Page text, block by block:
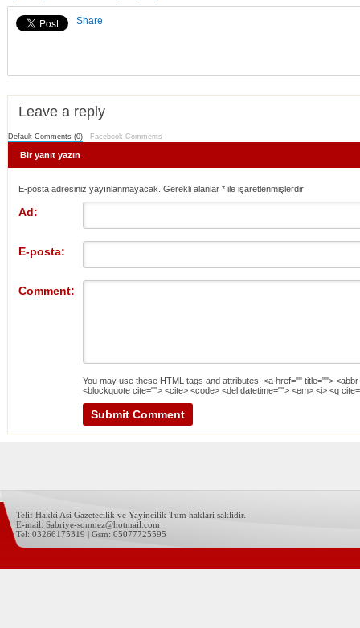
Share
Leave a reply
Default Comments (0) Facebook Comments
Bir yanıt yazın
E-posta adresiniz yayınlanmayacak. Gerekli alanlar * ile işaretlenmişlerdir
Ad:
E-posta:
Comment:
You may use these HTML tags and attributes: <a href="" title="">
<blockquote cite=""> <cite> <code> <del datetime=""> <em> <i> <q
Telif Hakki Asi Gazetecilik ve Yayincilik Tum haklari saklidir.
E-mail: Sabriye-sonmez@hotmail.com
Tel: 03266175319 | Gsm: 05077725595